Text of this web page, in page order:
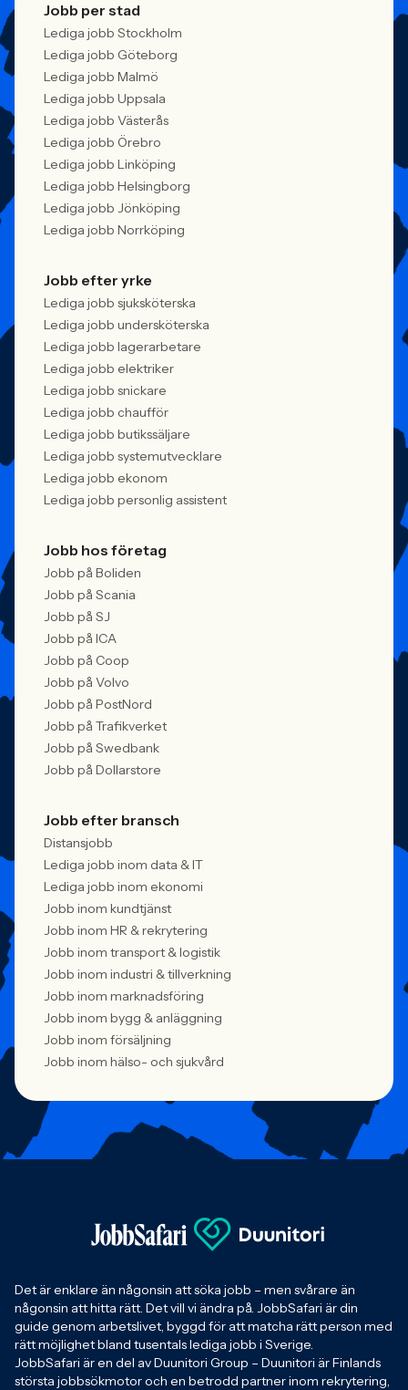
Jobb per stad
Lediga jobb Stockholm
Lediga jobb Göteborg
Lediga jobb Malmö
Lediga jobb Uppsala
Lediga jobb Västerås
Lediga jobb Örebro
Lediga jobb Linköping
Lediga jobb Helsingborg
Lediga jobb Jönköping
Lediga jobb Norrköping
Jobb efter yrke
Lediga jobb sjuksköterska
Lediga jobb undersköterska
Lediga jobb lagerarbetare
Lediga jobb elektriker
Lediga jobb snickare
Lediga jobb chaufför
Lediga jobb butikssäljare
Lediga jobb systemutvecklare
Lediga jobb ekonom
Lediga jobb personlig assistent
Jobb hos företag
Jobb på Boliden
Jobb på Scania
Jobb på SJ
Jobb på ICA
Jobb på Coop
Jobb på Volvo
Jobb på PostNord
Jobb på Trafikverket
Jobb på Swedbank
Jobb på Dollarstore
Jobb efter bransch
Distansjobb
Lediga jobb inom data & IT
Lediga jobb inom ekonomi
Jobb inom kundtjänst
Jobb inom HR & rekrytering
Jobb inom transport & logistik
Jobb inom industri & tillverkning
Jobb inom marknadsföring
Jobb inom bygg & anläggning
Jobb inom försäljning
Jobb inom hälso- och sjukvård
Det är enklare än någonsin att söka jobb – men svårare än
någonsin att hitta rätt. Det vill vi ändra på. JobbSafari är din
guide genom arbetslivet, byggd för att matcha rätt person med
rätt möjlighet bland tusentals lediga jobb i Sverige.
JobbSafari är en del av Duunitori Group – Duunitori är Finlands
största jobbsökmotor och en betrodd partner inom rekrytering,